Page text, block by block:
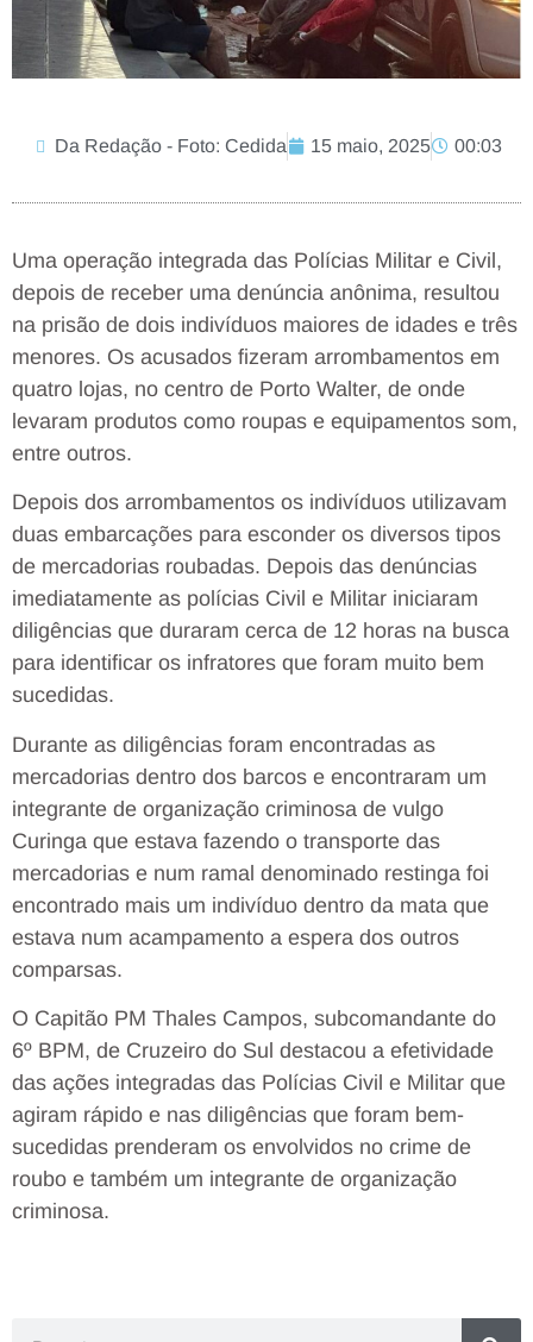
Da Redação - Foto: Cedida 15 maio, 2025 00:03
Uma operação integrada das Polícias Militar e Civil,
depois de receber uma denúncia anônima, resultou
na prisão de dois indivíduos maiores de idades e três
menores. Os acusados fizeram arrombamentos em
quatro lojas, no centro de Porto Walter, de onde
levaram produtos como roupas e equipamentos som,
entre outros.
Depois dos arrombamentos os indivíduos utilizavam
duas embarcações para esconder os diversos tipos
de mercadorias roubadas. Depois das denúncias
imediatamente as polícias Civil e Militar iniciaram
diligências que duraram cerca de 12 horas na busca
para identificar os infratores que foram muito bem
sucedidas.
Durante as diligências foram encontradas as
mercadorias dentro dos barcos e encontraram um
integrante de organização criminosa de vulgo
Curinga que estava fazendo o transporte das
mercadorias e num ramal denominado restinga foi
encontrado mais um indivíduo dentro da mata que
estava num acampamento a espera dos outros
comparsas.
O Capitão PM Thales Campos, subcomandante do
6º BPM, de Cruzeiro do Sul destacou a efetividade
das ações integradas das Polícias Civil e Militar que
agiram rápido e nas diligências que foram bem-
sucedidas prenderam os envolvidos no crime de
roubo e também um integrante de organização
criminosa.